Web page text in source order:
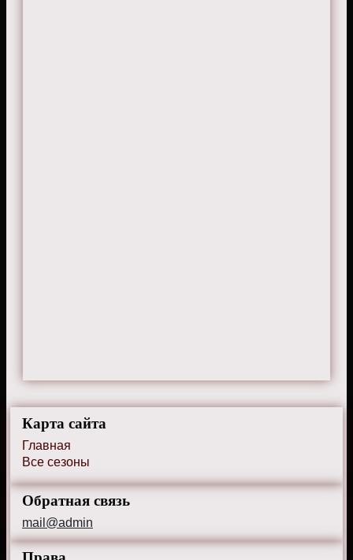
Карта сайта
Главная
Все сезоны
Обратная связь
mail@admin